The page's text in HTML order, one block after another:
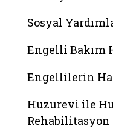
Sosyal
Engelli Bakım
Engellilerin
Huzurevi ile
Rehabilitasyon